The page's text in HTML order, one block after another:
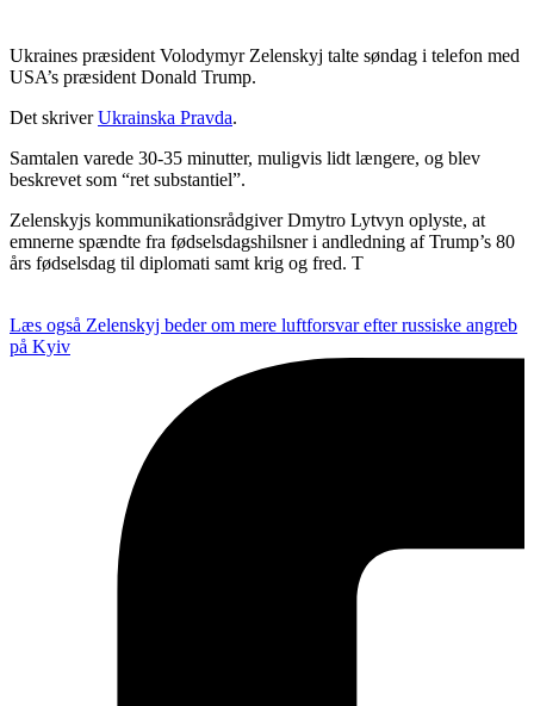
Ukraines præsident Volodymyr Zelenskyj talte søndag i telefon med
USA’s præsident Donald Trump.
Det skriverUkrainska Pravda.
Samtalen varede 30-35 minutter, muligvis lidt længere, og blev
beskrevet som “ret substantiel”.
Zelenskyjs kommunikationsrådgiver Dmytro Lytvyn oplyste, at
emnerne spændte fra fødselsdagshilsner i andledning af Trump’s 80
års fødselsdag til diplomati samt krig og fred. T
Læs også Zelenskyj beder om mere luftforsvar efter russiske angreb
på Kyiv